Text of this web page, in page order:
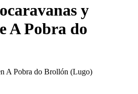
y
A Pobra do
A Pobra do Brollón (Lugo)